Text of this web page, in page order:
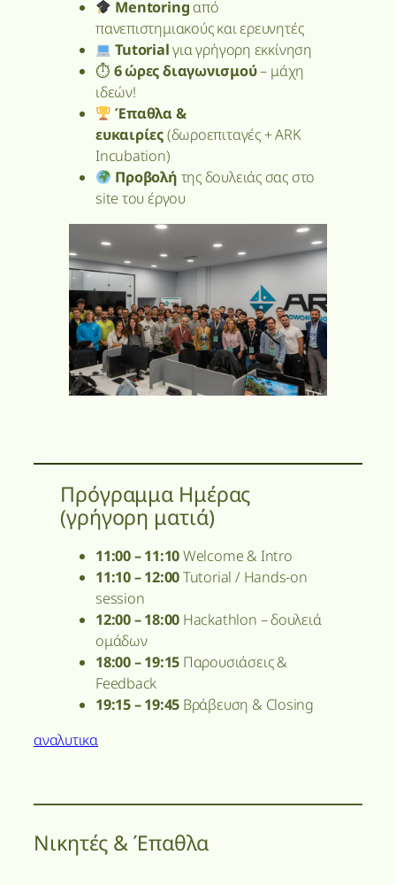
Mentoring από
πανεπιστημιακούς και ερευνητές
Tutorialγια γρήγορη εκκίνηση
⏱ 6 ώρες διαγωνισμού– μάχη
ιδεών!
Έπαθλα &
ευκαιρίες(δωροεπιταγές + ARK
Incubation)
Προβολή της δουλειάς σας στο
site του έργου
Πρόγραμμα Ημέρας
(γρήγορη ματιά)
11:00 – 11:10Welcome & Intro
11:10 – 12:00Tutorial / Hands-on
session
12:00 – 18:00 Hackathlon – δουλειά
ομάδων
18:00 – 19:15 Παρουσιάσεις &
Feedback
19:15 – 19:45 Βράβευση & Closing
αναλυτικα
Νικητές & Έπαθλα